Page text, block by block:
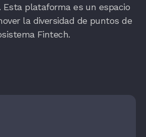
Esta plataforma es un espacio
la diversidad de puntos de
Fintech.